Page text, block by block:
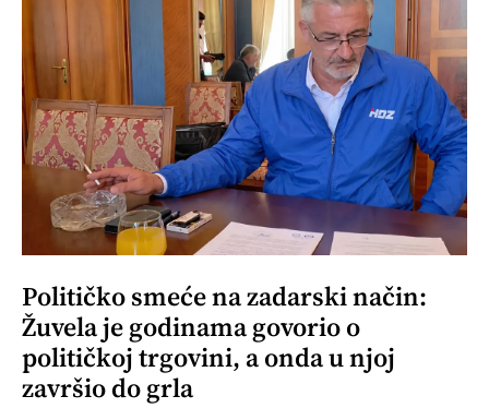
Političko smeće na zadarski način:
Žuvela je godinama govorio o
političkoj trgovini, a onda u njoj
završio do grla